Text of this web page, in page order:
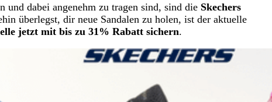
und dabei angenehm zu tragen sind, sind die Skechers
überlegst, dir neue Sandalen zu holen, ist der aktuelle
jetzt mit bis zu 31% Rabatt sichern.